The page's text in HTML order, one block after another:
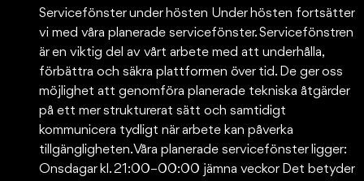
Servicefönster under hösten Under hösten fortsätter
vi med våra planerade servicefönster. Servicefönstren
är en viktig del av vårt arbete med att underhålla,
förbättra och säkra plattformen över tid. De ger oss
möjlighet att genomföra planerade tekniska åtgärder
på ett mer strukturerat sätt och samtidigt
kommunicera tydligt när arbete kan påverka
tillgängligheten. Våra planerade servicefönster ligger:
Onsdagar kl. 21:00–00:00 jämna veckor Det betyder